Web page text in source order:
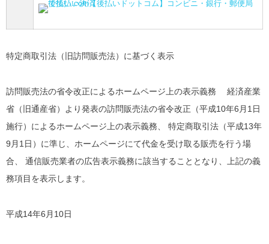
特定商取引法（旧訪問販売法）に基づく表示
訪問販売法の省令改正によるホームページ上の表示義務 経済産業
省（旧通産省）より発表の訪問販売法の省令改正（平成10年6月1日
施行）によるホームページ上の表示義務、 特定商取引法（平成13年
9月1日）に準じ、ホームページにて代金を受け取る販売を行う場
合、 通信販売業者の広告表示義務に該当することとなり、上記の義
務項目を表示します。
平成14年6月10日